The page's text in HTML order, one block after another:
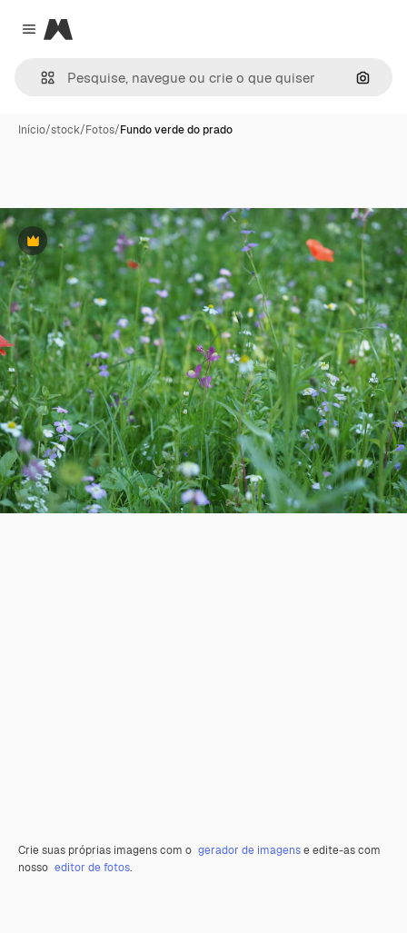
Close menu
Magnific
Início/stock/Fotos/Fundo verde do prado
Premium
Crie suas próprias imagens com o gerador de imagense edite-as com
nosso editor de fotos.